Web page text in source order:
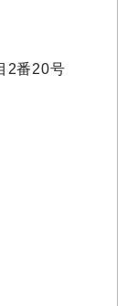
2番20号